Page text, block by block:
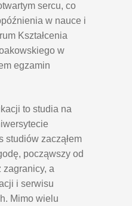
sercu, co
w nauce i
Kształcenia
w
egzamin
to studia na
studiów zacząłem
począwszy od
zagranicy, a
i serwisu
Mimo wielu